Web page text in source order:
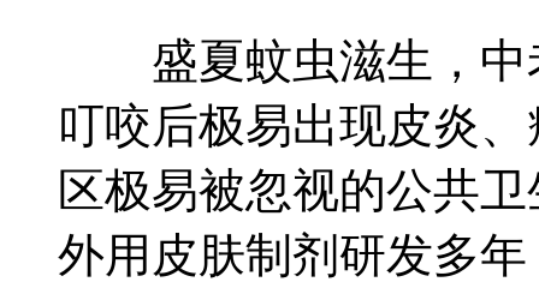
盛夏蚊虫滋生，中
叮咬后极易出现皮炎
区极易被忽视的公共
外用皮肤制剂研发多年